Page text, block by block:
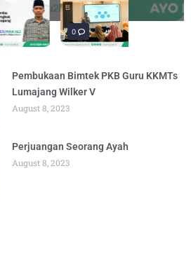
"Praktik Baik
"Praktik Baik
0
Pembukaan Bimtek PKB Guru KKMTs
Lumajang Wilker V
August 8, 2023
Perjuangan Seorang Ayah
August 8, 2023